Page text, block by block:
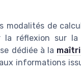
de
la réflexion sur
dédiée à la
informations